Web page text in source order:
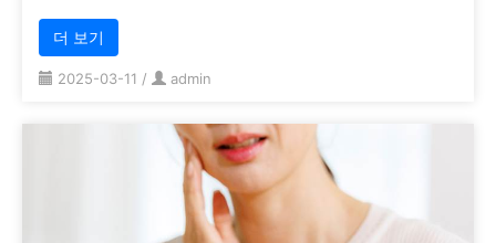
더 보기
2025-03-11 / admin